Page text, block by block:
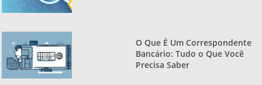
O Que É Um Correspondente
Bancário: Tudo o Que Você
Precisa Saber